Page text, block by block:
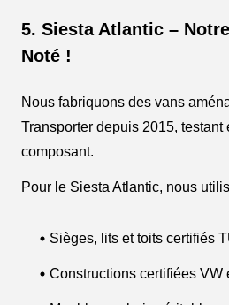
5. Siesta Atlantic –
Noté !
Nous fabriquons des vans
Transporter depuis 2015, testant
composant.
Pour le Siesta Atlantic, nous
Sièges, lits et toits certifiés
Constructions certifiées VW